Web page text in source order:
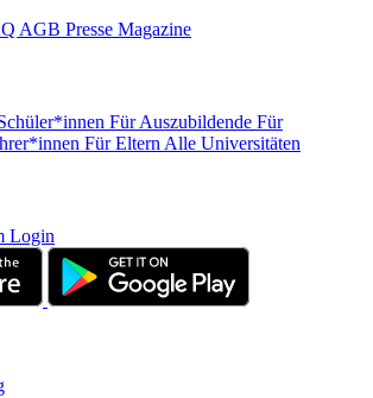
AGB Presse Magazine
Für Auszubildende Für
Für Eltern Alle Universitäten
Login